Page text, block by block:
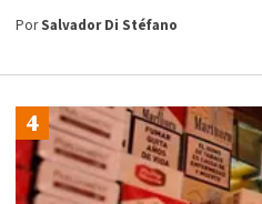
PorSalvador Di Stéfano